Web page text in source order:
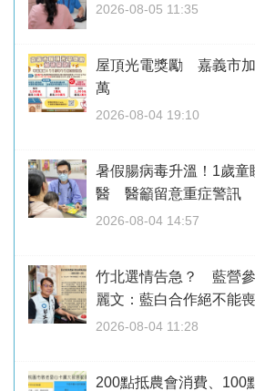
2026-08-05 11:35
屋頂光電獎勵 嘉義市
萬
2026-08-04 19:10
暑假腸病毒升溫！1歲童
醫 醫籲留意重症警訊
2026-08-04 14:57
竹北選情告急？ 藍營
麗文：藍白合作絕不能
2026-08-04 11:28
200點抵農會消費、